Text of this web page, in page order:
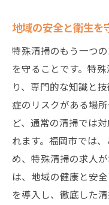
地域の安全と衛生を
特殊清掃のもう一つ
を守ることです。特
り、専門的な知識と
症のリスクがある場
ど、通常の清掃では
れます。福岡市では
め、特殊清掃の求人
は、地域の健康と安
を導入し、徹底した